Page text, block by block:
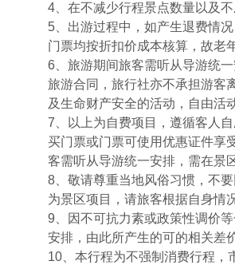
4、在不减少行程景点数量以及
5、出游过程中，如产生退费情
门票均按折扣价成本核算，故老
6、旅游期间旅客需听从导游统
旅游合同，旅行社亦不承担游客
及生命财产安全的活动，自由活
7、以上为自费项目，遵循客人
买门票或门票可使用优惠证件享
客需听从导游统一安排，需在景
8、敬请尊重当地风俗习惯，不
为景区项目，请旅客根据自身情
9、因不可抗力素或政策性调价
安排，由此所产生的可的相关差
10、本行程为不强制消费行程，